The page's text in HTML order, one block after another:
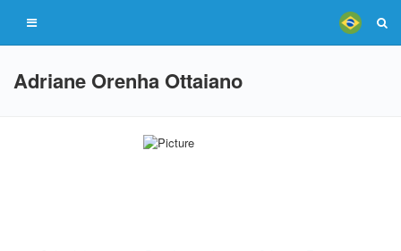
Adriane Orenha Ottaiano